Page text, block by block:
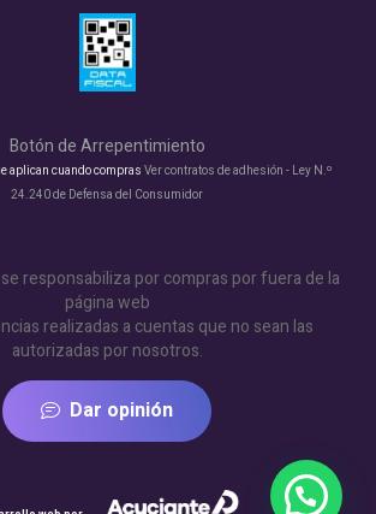
Botón de Arrepentimiento
aplican cuando compras Ver contratos de adhesión - Ley N.º
24.240 de Defensa del Consumidor
responsabiliza por compras por fuera de la
página web
realizadas a cuentas que no sean las
autorizadas por nosotros.
Dar opinión